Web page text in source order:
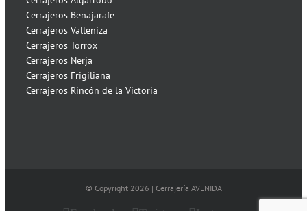
Cerrajeros Benajarafe
Cerrajeros Valleniza
Cerrajeros Torrox
Cerrajeros Nerja
Cerrajeros Frigiliana
Cerrajeros Rincón de la Victoria
© Copyright 2026 | Cerrajería AVENIDA